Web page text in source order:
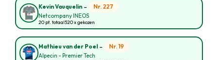
Kevin Vauquelin - Nr. 227
Netcompany INEOS
20 pt. totaal520 x gekozen
Mathieu van der Poel - Nr. 19
Alpecin - Premier Tech